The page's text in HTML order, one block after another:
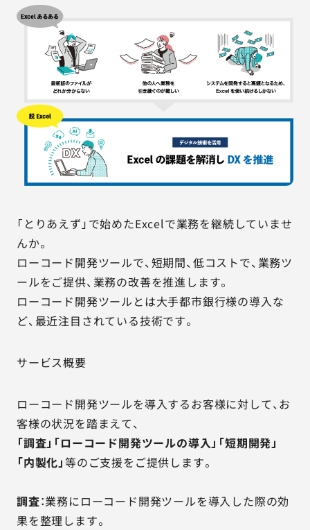
03-6865-4864
（平日9:30〜18:00）
※その他のご連絡は03-5333-1246
「とりあえず」で始めたExcelで業務を継続していませ
んか。
ローコード開発ツールで、短期間、低コストで、業務ツ
ールをご提供、業務の改善を推進します。
ローコード開発ツールとは大手都市銀行様の導入な
ど、最近注目されている技術です。
サービス概要
ローコード開発ツールを導入するお客様に対して、お
客様の状況を踏まえて、
「調査」「ローコード開発ツールの導入」「短期開発」
「内製化」等のご支援をご提供します。
調査：業務にローコード開発ツールを導入した際の効
果を整理します。